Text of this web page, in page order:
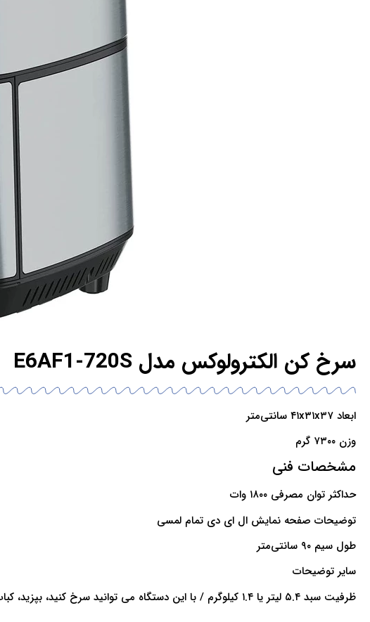
سرخ کن الکترولوکس مدل E6AF1-720S
ابعاد ۴۱x۳۱x۳۷ سانتی‌متر
وزن ۷۳۰۰ گرم
مشخصات فنی
حداکثر توان مصرفی ۱۸۰۰ وات
توضیحات صفحه نمایش ال ای دی تمام لمسی
طول سیم ۹۰ سانتی‌متر
سایر توضیحات
ظرفیت سبد ۵.۴ لیتر یا ۱.۴ کیلوگرم / با این دستگاه می توانید سرخ کنید، بپزید، کباب کنید و گریل کنید / کنترل پنل لمسی / دارای ۸ برنامه پیش فرض و قابلیت تنظیم دما و زمان